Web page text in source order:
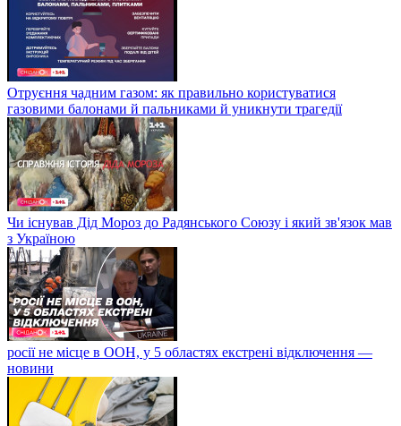
Отруєння чадним газом: як правильно користуватися
газовими балонами й пальниками й уникнути трагедії
Чи існував Дід Мороз до Радянського Союзу і який зв'язок мав
з Україною
росії не місце в ООН, у 5 областях екстрені відключення —
новини